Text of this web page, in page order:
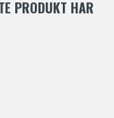
PRODUKT HAR